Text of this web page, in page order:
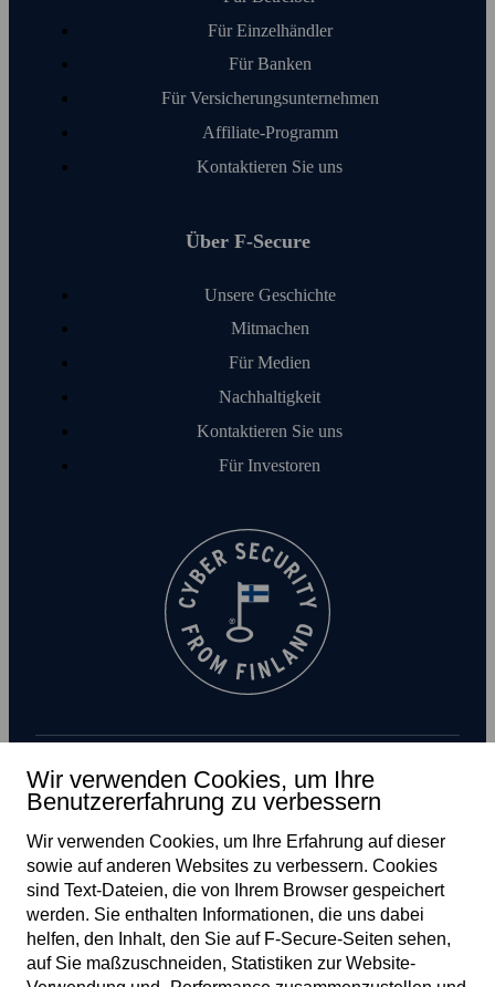
Für Einzelhändler
Für Banken
Für Versicherungs­unter­nehmen
Affiliate-Programm
Kontaktieren Sie uns
Über F‑Secure
Unsere Geschichte
Mitmachen
Für Medien
Nachhaltigkeit
Kontaktieren Sie uns
Für Investoren
Newsletter abonnieren
Wir verwenden Cookies, um Ihre
Benutzererfahrung zu verbessern
Wir verwenden Cookies, um Ihre Erfahrung auf dieser
sowie auf anderen Web­sites zu verbessern. Cookies
sind Text-Dateien, die von Ihrem Browser gespeichert
werden. Sie enthalten Informationen, die uns dabei
helfen, den Inhalt, den Sie auf F‑Secure-Seiten sehen,
auf Sie maßzuschneiden, Statistiken zur Web­site-